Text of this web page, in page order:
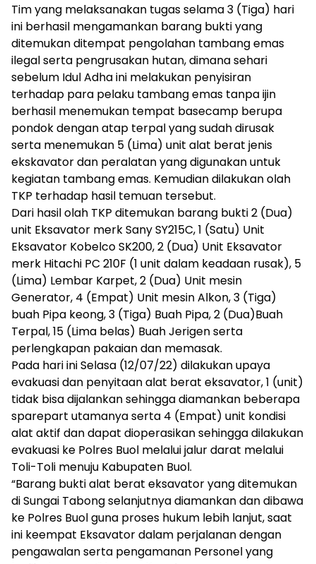
Tim yang melaksanakan tugas selama 3 (Tiga) hari
ini berhasil mengamankan barang bukti yang
ditemukan ditempat pengolahan tambang emas
ilegal serta pengrusakan hutan, dimana sehari
sebelum Idul Adha ini melakukan penyisiran
terhadap para pelaku tambang emas tanpa ijin
berhasil menemukan tempat basecamp berupa
pondok dengan atap terpal yang sudah dirusak
serta menemukan 5 (Lima) unit alat berat jenis
ekskavator dan peralatan yang digunakan untuk
kegiatan tambang emas. Kemudian dilakukan olah
TKP terhadap hasil temuan tersebut.
Dari hasil olah TKP ditemukan barang bukti 2 (Dua)
unit Eksavator merk Sany SY215C, 1 (Satu) Unit
Eksavator Kobelco SK200, 2 (Dua) Unit Eksavator
merk Hitachi PC 210F (1 unit dalam keadaan rusak), 5
(Lima) Lembar Karpet, 2 (Dua) Unit mesin
Generator, 4 (Empat) Unit mesin Alkon, 3 (Tiga)
buah Pipa keong, 3 (Tiga) Buah Pipa, 2 (Dua)Buah
Terpal, 15 (Lima belas) Buah Jerigen serta
perlengkapan pakaian dan memasak.
Pada hari ini Selasa (12/07/22) dilakukan upaya
evakuasi dan penyitaan alat berat eksavator, 1 (unit)
tidak bisa dijalankan sehingga diamankan beberapa
sparepart utamanya serta 4 (Empat) unit kondisi
alat aktif dan dapat dioperasikan sehingga dilakukan
evakuasi ke Polres Buol melalui jalur darat melalui
Toli-Toli menuju Kabupaten Buol.
“Barang bukti alat berat eksavator yang ditemukan
di Sungai Tabong selanjutnya diamankan dan dibawa
ke Polres Buol guna proses hukum lebih lanjut, saat
ini keempat Eksavator dalam perjalanan dengan
pengawalan serta pengamanan Personel yang